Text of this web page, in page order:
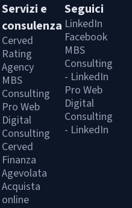
Servizi e
consulenza
Cerved
Rating
Agency
MBS
Consulting
Pro Web
Digital
Consulting
Cerved
Finanza
Agevolata
Acquista
online
Seguici
LinkedIn
Facebook
MBS
Consulting
- LinkedIn
Pro Web
Digital
Consulting
- LinkedIn